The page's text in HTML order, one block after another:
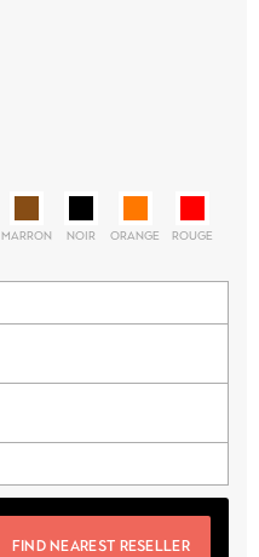
MARRON NOIR ORANGE ROUGE
FIND NEAREST RESELLER